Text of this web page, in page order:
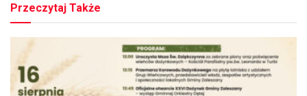
Przeczytaj Także